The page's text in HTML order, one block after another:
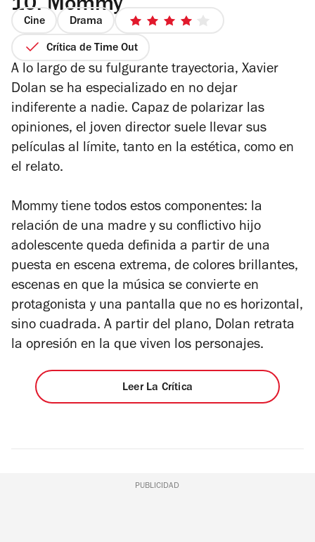
10. Mommy
Cine Drama
4
5
estrellas
Crítica de Time Out
A lo largo de su fulgurante trayectoria, Xavier
Dolan se ha especializado en no dejar
indiferente a nadie. Capaz de polarizar las
opiniones, el joven director suele llevar sus
películas al límite, tanto en la estética, como en
el relato.
Mommytiene todos estos componentes: la
relación de una madre y su conflictivo hijo
adolescente queda definida a partir de una
puesta en escena extrema, de colores brillantes,
escenas en que la música se convierte en
protagonista y una pantalla que no es horizontal,
sino cuadrada. A partir del plano, Dolan retrata
la opresión en la que viven los personajes.
Leer La Crítica
PUBLICIDAD